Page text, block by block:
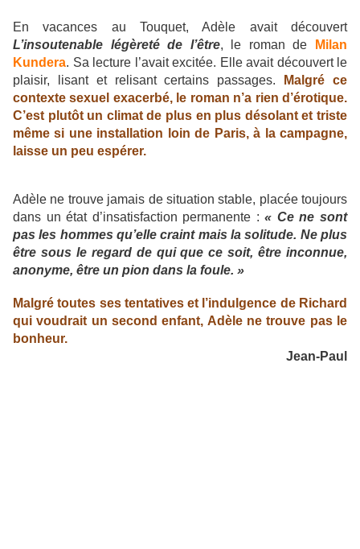
En vacances au Touquet, Adèle avait découvert
L’insoutenable légèreté de l’être, le roman de
Milan
Kundera. Sa lecture l’avait excitée. Elle avait découvert le
plaisir, lisant et relisant certains passages.
Malgré ce
contexte sexuel exacerbé, le roman n’a rien d’érotique.
C’est plutôt un climat de plus en plus désolant et triste
même si une installation loin de Paris, à la campagne,
laisse un peu espérer.
Adèle ne trouve jamais de situation stable, placée toujours
dans un état d’insatisfaction permanente :« Ce ne sont
pas les hommes qu’elle craint mais la solitude. Ne plus
être sous le regard de qui que ce soit, être inconnue,
anonyme, être un pion dans la foule. »
Malgré toutes ses tentatives et l’indulgence de Richard
qui voudrait un second enfant, Adèle ne trouve pas le
bonheur.
Jean-Paul